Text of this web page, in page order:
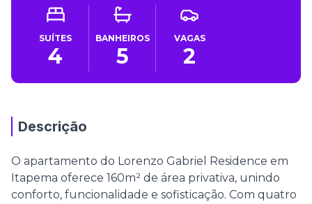
SUÍTES
4
BANHEIROS
5
VAGAS
2
Descrição
O apartamento do Lorenzo Gabriel Residence em
Itapema oferece 160m² de área privativa, unindo
conforto, funcionalidade e sofisticação. Com quatro